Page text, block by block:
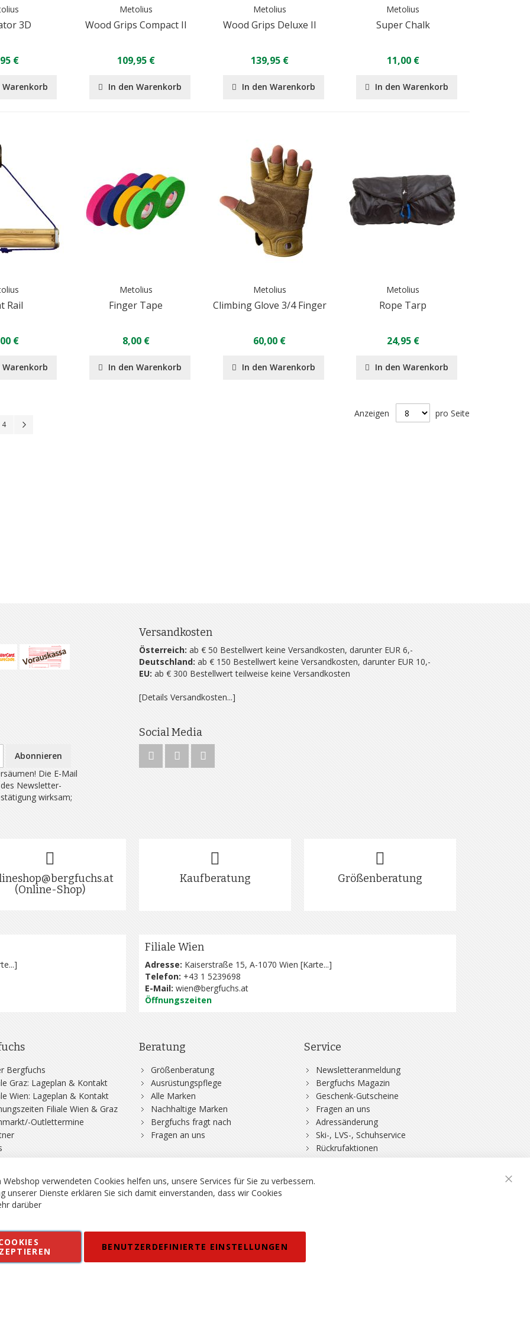
3D
€
Warenkorb
Metolius
Wood Grips Compact II
109,95 €
In den Warenkorb
Metolius
Wood Grips Deluxe II
139,95 €
In den Warenkorb
Metolius
Super Chalk
11,00 €
In den Warenkorb
Rail
€
Warenkorb
Metolius
Finger Tape
8,00 €
In den Warenkorb
Metolius
Climbing Glove 3/4 Finger
60,00 €
In den Warenkorb
Metolius
Rope Tarp
24,95 €
In den Warenkorb
Seite
4
Anzeigen pro Seite
Versandkosten
Österreich: ab € 50 Bestellwert keine Versandkosten, darunter EUR 6,-
Deutschland: ab € 150 Bestellwert keine Versandkosten, darunter EUR 10,-
EU: ab € 300 Bestellwert teilweise keine Versandkosten
[Details Versandkosten...]
Abonnieren
Die E-Mail
Newsletter-
wirksam;
Social Media
(Online-Shop)
Kaufberatung Größenberatung
]
Filiale Wien
Adresse: Kaiserstraße 15, A-1070 Wien [Karte...]
Telefon: +43 1 5239698
E-Mail: wien@bergfuchs.at
Öffnungszeiten
Bergfuchs
Graz: Lageplan & Kontakt
Wien: Lageplan & Kontakt
Filiale Wien & Graz
Outlettermine
Beratung
Größenberatung
Ausrüstungspflege
Alle Marken
Nachhaltige Marken
Bergfuchs fragt nach
Fragen an uns
Service
Newsletteranmeldung
Bergfuchs Magazin
Geschenk-Gutscheine
Fragen an uns
Adressänderung
Ski-, LVS-, Schuhservice
Rückrufaktionen
DSV-Skiversicherung
Kontakt AGB Datenschutz
Barrierefreiheitserklärung
in EUR, Angebot solange Vorrat reicht. Fehler, Irrtümer und Preisänderungen vorbehalten.
Webshop verwendeten Cookies helfen uns, unsere Services für Sie zu verbessern.
unserer Dienste erklären Sie sich damit einverstanden, dass wir Cookies
darüber
BENUTZERDEFINIERTE EINSTELLUNGEN